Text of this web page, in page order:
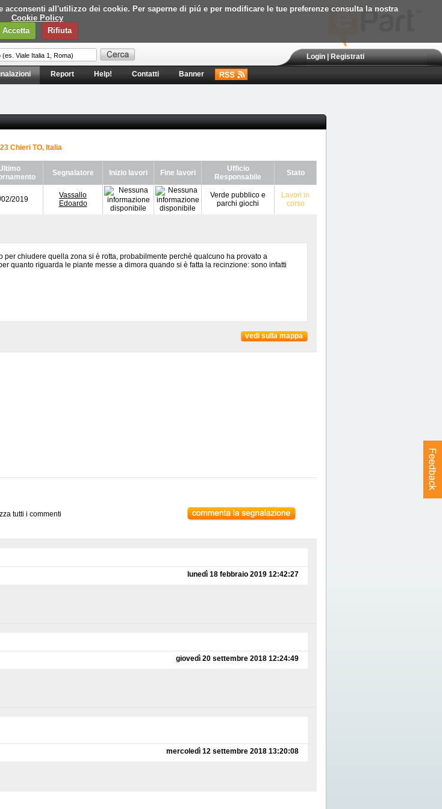
all'utilizzo dei cookie. Per saperne di piú e per modificare le tue preferenze consulta la nostra
Cookie Policy
Accetta
Rifiuta
Login|Registrati
Report Help! Contatti Banner
Chieri TO, Italia
Segnalatore Inizio lavori Fine lavori
Ufficio
Responsabile
Stato
02/2019
Vassallo
Edoardo
Verde pubblico e
parchi giochi
Lavori in
corso
chiudere quella zona si è rotta, probabilmente perché qualcuno ha provato a
quanto riguarda le piante messe a dimora quando si è fatta la recinzione: sono infatti
vedi sulla mappa
tutti i commenti
lunedì 18 febbraio 2019 12:42:27
giovedì 20 settembre 2018 12:24:49
mercoledì 12 settembre 2018 13:20:08